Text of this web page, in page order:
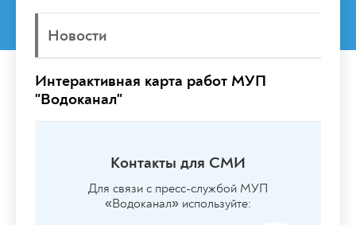
Новости
Интерактивная карта работ МУП
"Водоканал"
Контакты для СМИ
Для связи с пресс-службой МУП
«Водоканал» используйте: